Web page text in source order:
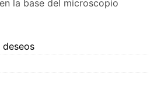
la base del microscopio